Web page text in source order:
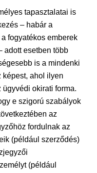
tapasztalatai is
– habár a
fogyatékos emberek
adott esetben több
is a mindenki
képest, ahol ilyen
okirati forma.
e szigorú szabályok
az
fordulnak az
(például szerződés)
(például